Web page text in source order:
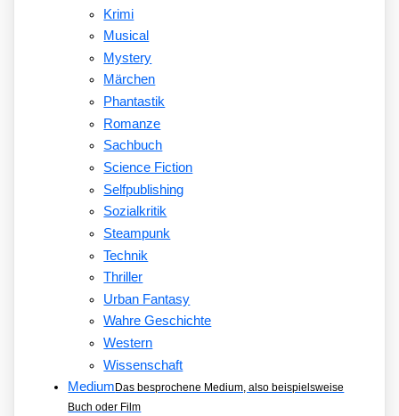
Krimi
Musical
Mystery
Märchen
Phantastik
Romanze
Sachbuch
Science Fiction
Selfpublishing
Sozialkritik
Steampunk
Technik
Thriller
Urban Fantasy
Wahre Geschichte
Western
Wissenschaft
Medium Das besprochene Medium, also beispielsweise
Buch oder Film